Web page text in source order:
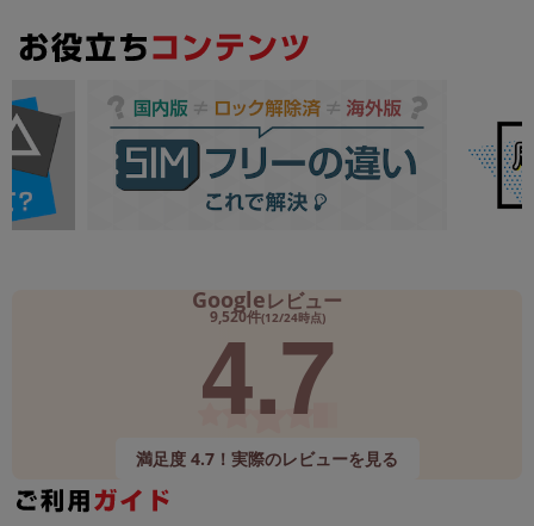
Googleレビュー
9,520件(12/24時点)
4.7
満足度 4.7！実際のレビューを見る